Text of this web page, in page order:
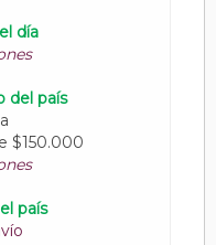
día
del país
$150.000
país